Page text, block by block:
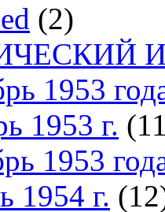
(2)
1953
1953 г.
1953
1954 г.